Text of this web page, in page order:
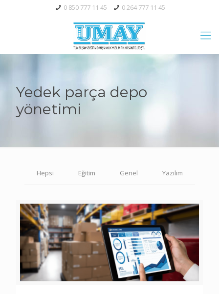
0 850 777 11 45 0 264 777 11 45
Yedek parça depo
yönetimi
Hepsi Eğitim Genel Yazılım